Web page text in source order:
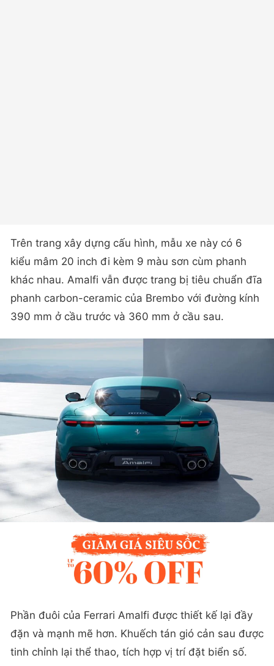
Trên trang xây dựng cấu hình, mẫu xe này có 6
kiểu mâm 20 inch đi kèm 9 màu sơn cùm phanh
khác nhau. Amalfi vẫn được trang bị tiêu chuẩn đĩa
phanh carbon-ceramic của Brembo với đường kính
390 mm ở cầu trước và 360 mm ở cầu sau.
Phần đuôi của Ferrari Amalfi được thiết kế lại đầy
đặn và mạnh mẽ hơn. Khuếch tán gió cản sau được
tinh chỉnh lại thể thao, tích hợp vị trí đặt biển số.